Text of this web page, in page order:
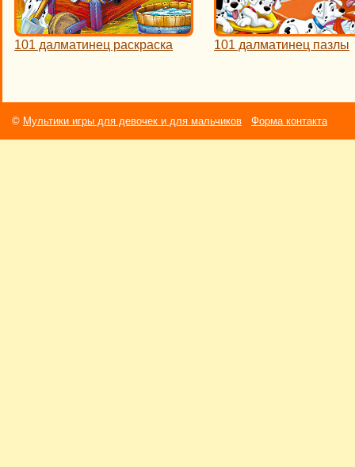
101 далматинец раскраска 101 далматинец пазлы
© Мультики игры для девочек и для мальчиков Форма контакта